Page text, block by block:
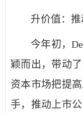
升价值：
今年初，
颖而出，带动
资本市场把提
手，推动上市